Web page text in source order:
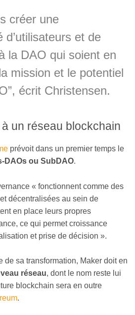
créer une
d’utilisateurs et de
la DAO qui soient en
mission et le potentiel
écrit Christensen.
à un réseau blockchain
prévoit dans un premier temps le
DAOs ou SubDAO.
« fonctionnent comme des
décentralisées au sein de
en place leurs propres
ce qui permet croissance
et prise de décision ».
de sa transformation, Maker doit en
réseau, dont le nom reste lui
blockchain sera en outre
.